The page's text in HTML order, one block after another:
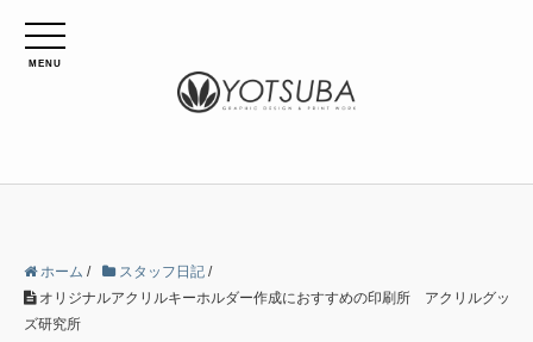
MENU
ホーム / スタッフ日記 /
オリジナルアクリルキーホルダー作成におすすめの印刷所 アクリルグッ
ズ研究所